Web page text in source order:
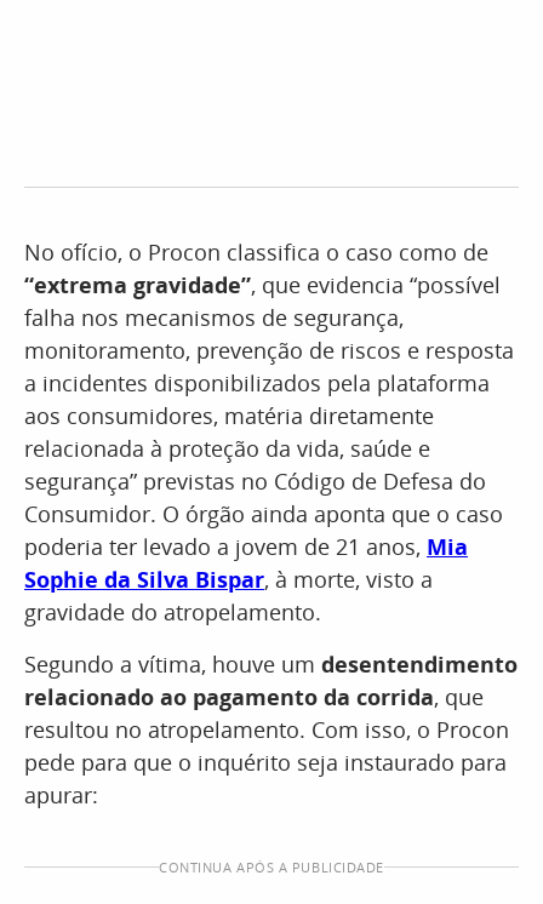
No ofício, o Procon classifica o caso como de
“extrema gravidade”, que evidencia “possível
falha nos mecanismos de segurança,
monitoramento, prevenção de riscos e resposta
a incidentes disponibilizados pela plataforma
aos consumidores, matéria diretamente
relacionada à proteção da vida, saúde e
segurança” previstas no Código de Defesa do
Consumidor. O órgão ainda aponta que o caso
poderia ter levado a jovem de 21 anos, Mia
Sophie da Silva Bispar, à morte, visto a
gravidade do atropelamento.
Segundo a vítima, houve um desentendimento
relacionado ao pagamento da corrida, que
resultou no atropelamento. Com isso, o Procon
pede para que o inquérito seja instaurado para
apurar:
CONTINUA APÓS A PUBLICIDADE